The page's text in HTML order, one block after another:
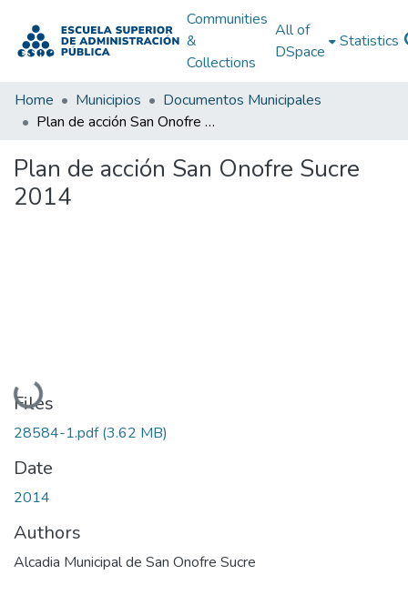
Communities
&
Collections
All of
DSpace
Statistics
Home Municipios
Documentos Municipales
Plan de acción San Onofre Sucre 2014
Plan de acción San Onofre Sucre
2014
Loading...
Files
28584-1.pdf(3.62 MB)
Date
2014
Authors
Alcadia Municipal de San Onofre Sucre